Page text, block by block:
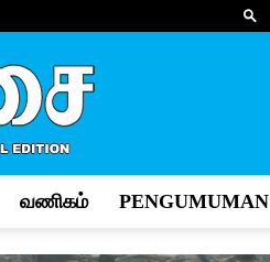
வணிகம் PENGUMUMAN